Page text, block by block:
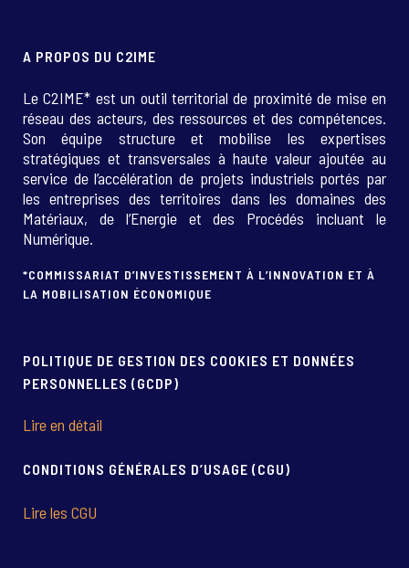
A PROPOS DU C2IME
Le C2IME* est un outil territorial de proximité de mise en
réseau des acteurs, des ressources et des compétences.
Son équipe structure et mobilise les expertises
stratégiques et transversales à haute valeur ajoutée au
service de l’accélération de projets industriels portés par
les entreprises des territoires dans les domaines des
Matériaux, de l’Energie et des Procédés incluant le
Numérique.
*COMMISSARIAT D’INVESTISSEMENT À L’INNOVATION ET À
LA MOBILISATION ÉCONOMIQUE
POLITIQUE DE GESTION DES COOKIES ET DONNÉES
PERSONNELLES (GCDP)
Lire en détail
CONDITIONS GÉNÉRALES D’USAGE (CGU)
Lire les CGU